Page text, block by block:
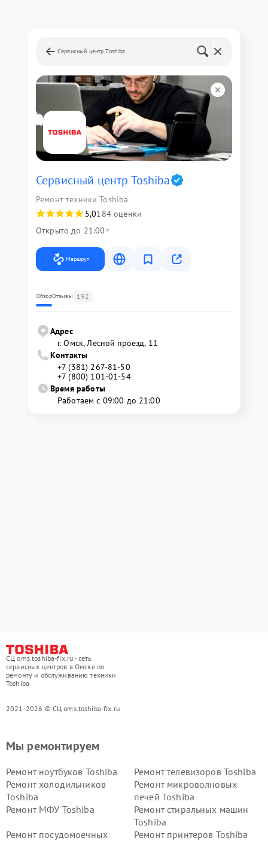
Сервисный центр Toshiba
Сервисный центр Toshiba
Ремонт техники Toshiba
5,0184 оценки
Открыто до 21:00
Маршрут
ОбзорОтзывы 192
Адрес
г. Омск, ​Лесной проезд, 11
Контакты
+7 (381) 267-81-50
+7 (800) 101-01-54
Время работы
Работаем с 09:00 до 21:00
СЦ oms.toshiba-fix.ru - сеть
сервисных центров в Омске по
ремонту и обслуживанию техники
Toshiba
2021-2026 © СЦ oms.toshiba-fix.ru
Мы ремонтируем
Ремонт ноутбуков Toshiba
Ремонт телевизоров Toshiba
Ремонт холодильников
Toshiba
Ремонт микроволновых
печей Toshiba
Ремонт МФУ Toshiba
Ремонт стиральных машин
Toshiba
Ремонт посудомоечных
Ремонт принтеров Toshiba